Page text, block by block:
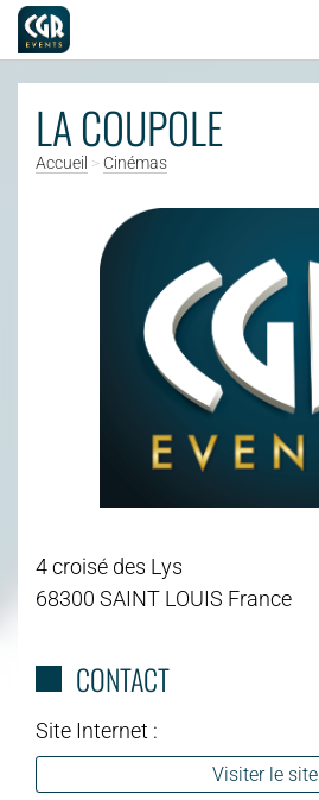
LA COUPOLE
Accueil > Cinémas
4 croisé des Lys
68300 SAINT LOUIS France
CONTACT
Site Internet :
Visiter le site